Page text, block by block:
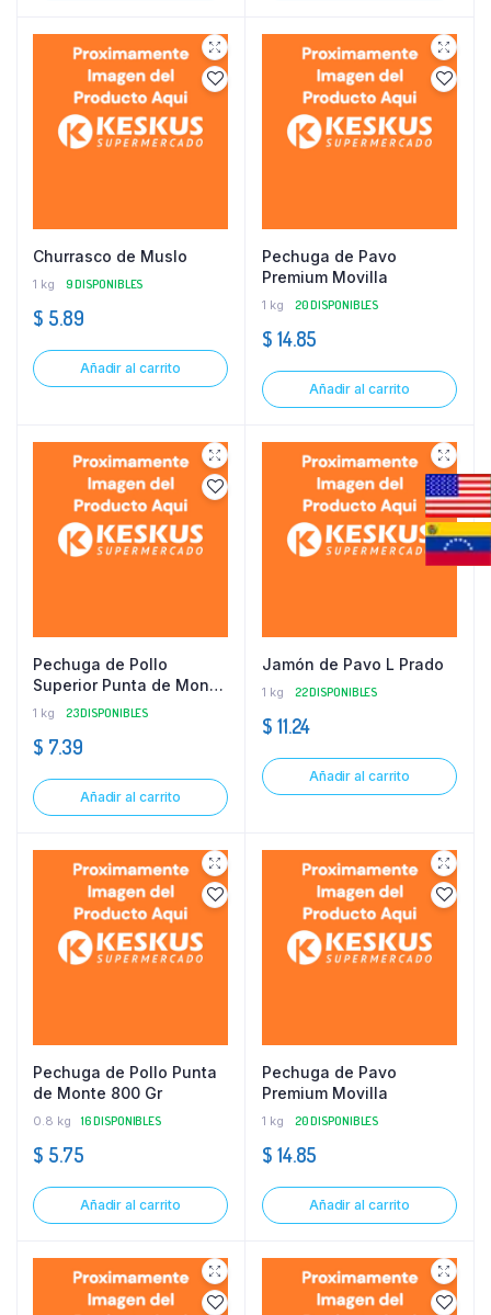
Churrasco de Muslo
1 kg 9 DISPONIBLES
$ 5.89
Añadir al carrito
Pechuga de Pavo
Premium Movilla
1 kg 20 DISPONIBLES
$ 14.85
Añadir al carrito
Pechuga de Pollo
Superior Punta de Monte
Kg
1 kg 23 DISPONIBLES
$ 7.39
Añadir al carrito
Jamón de Pavo L Prado
1 kg 22 DISPONIBLES
$ 11.24
Añadir al carrito
Pechuga de Pollo Punta
de Monte 800 Gr
0.8 kg 16 DISPONIBLES
$ 5.75
Añadir al carrito
Pechuga de Pavo
Premium Movilla
1 kg 20 DISPONIBLES
$ 14.85
Añadir al carrito